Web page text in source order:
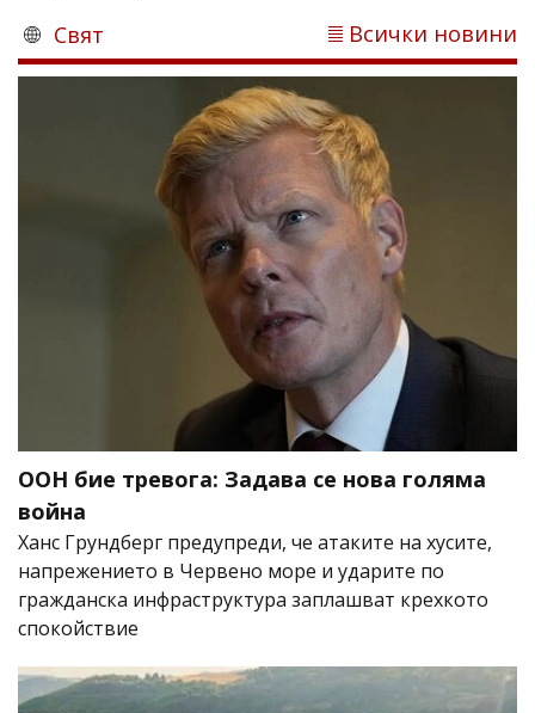
Свят Всички новини
ООН бие тревога: Задава се нова голяма
война
Ханс Грундберг предупреди, че атаките на хусите,
напрежението в Червено море и ударите по
гражданска инфраструктура заплашват крехкото
спокойствие